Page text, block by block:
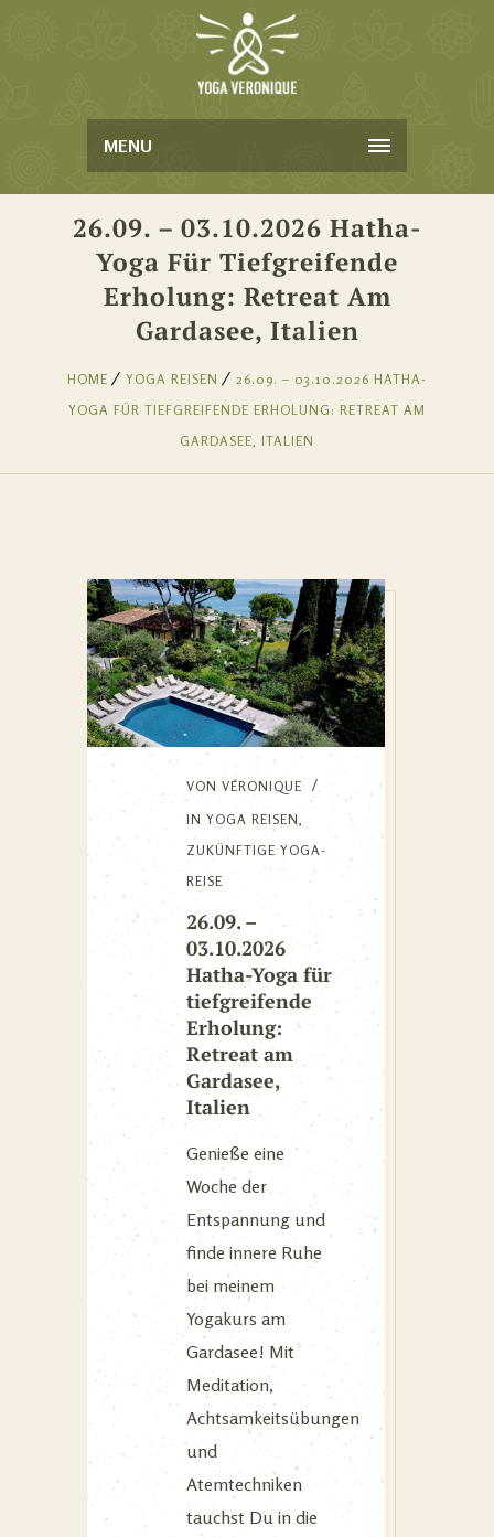
MENU
26.09. – 03.10.2026 Hatha-
Yoga Für Tiefgreifende
Erholung: Retreat Am
Gardasee, Italien
HOME YOGA REISEN
26.09. – 03.10.2026 HATHA-
YOGA FÜR TIEFGREIFENDE ERHOLUNG: RETREAT AM
GARDASEE, ITALIEN
VON VÉRONIQUE
IN YOGA REISEN
ZUKÜNFTIGE YOGA-
REISE
26.09. –
03.10.2026
Hatha-Yoga für
tiefgreifende
Erholung:
Retreat am
Gardasee,
Italien
Genieße eine
Woche der
Entspannung und
finde innere Ruhe
bei meinem
Yogakurs am
Gardasee! Mit
Meditation,
Achtsamkeitsübungen
und
Atemtechniken
tauchst Du in die